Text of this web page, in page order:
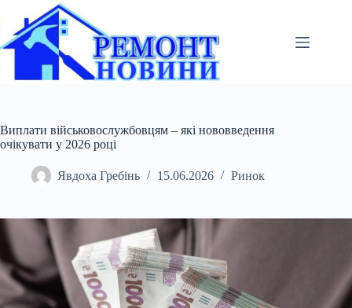
вмісту
Виплати військовослужбовцям – які нововведення
очікувати у 2026 році
Явдоха Гребінь 15.06.2026 Ринок